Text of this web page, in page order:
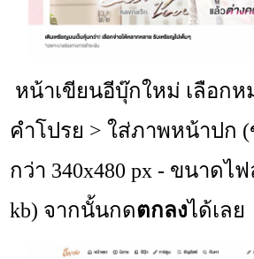
หน้าเขียนอีบุ๊กใหม่ เลือก
คำโปรย > ใส่ภาพหน้าปก
กว่า 340x480 px - ขนาดไ
kb) จากนั้นกดตกลงได้เลย